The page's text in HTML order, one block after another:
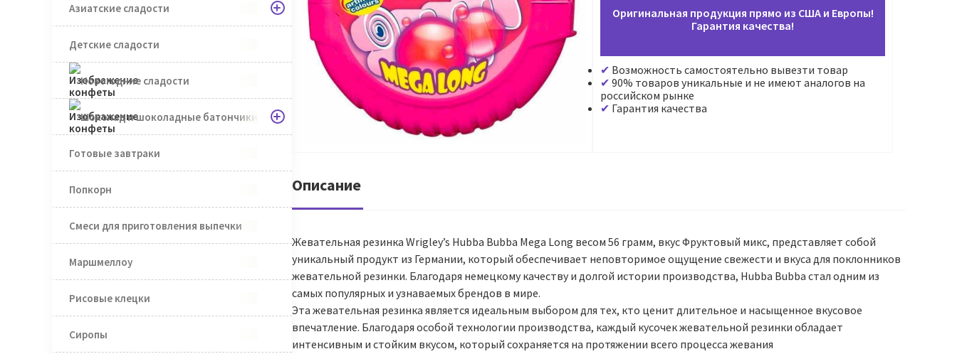
Азиатские сладости
Детские сладости
Новогодние сладости
Шоколад и шоколадные батончики
Готовые завтраки
Попкорн
Смеси для приготовления выпечки
Маршмеллоу
Рисовые клецки
Сиропы
Оригинальная продукция прямо из США и Европы!
Гарантия качества!
Возможность самостоятельно вывезти товар
90% товаров уникальные и не имеют аналогов на
российском рынке
Гарантия качества
Описание
Жевательная резинка Wrigley’s Hubba Bubba Mega Long весом 56 грамм, вкус Фруктовый микс, представляет собой
уникальный продукт из Германии, который обеспечивает неповторимое ощущение свежести и вкуса для поклонников
жевательной резинки. Благодаря немецкому качеству и долгой истории производства, Hubba Bubba стал одним из
самых популярных и узнаваемых брендов в мире.
Эта жевательная резинка является идеальным выбором для тех, кто ценит длительное и насыщенное вкусовое
впечатление. Благодаря особой технологии производства, каждый кусочек жевательной резинки обладает
интенсивным и стойким вкусом, который сохраняется на протяжении всего процесса жевания